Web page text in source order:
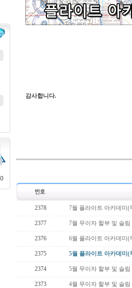
감사합니다.
2378 7월 플라이트 아카데미(
2377 7월 무이자 할부 및 슬
2376 6월 플라이트 아카데미(
2375 5월 플라이트 아카데미(
2374 5월 무이자 할부 및 슬
2373 4월 무이자 할부 및 슬